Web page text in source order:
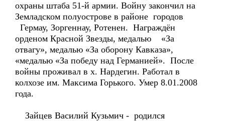
охраны штаба 51-й армии. Войну закончил на
Земладском полуострове в районе городов
Гермау, Зоргеннау, Ротенен. Награждён
орденом Красной Звезды, медалью «За
отвагу», медалью «За оборону Кавказа»,
«медалью «За победу над Германией». После
войны проживал в х. Нардегин. Работал в
колхозе им. Максима Горького. Умер 8.01.2008
года.
Зайцев Василий Кузьмич - родился